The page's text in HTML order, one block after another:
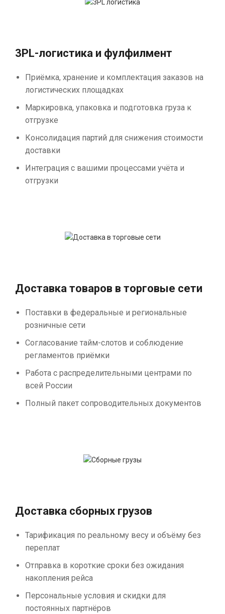
3PL-логистика и фулфилмент
Приёмка, хранение и комплектация заказов на
логистических площадках
Маркировка, упаковка и подготовка груза к
отгрузке
Консолидация партий для снижения стоимости
доставки
Интеграция с вашими процессами учёта и
отгрузки
Доставка товаров в торговые сети
Поставки в федеральные и региональные
розничные сети
Согласование тайм-слотов и соблюдение
регламентов приёмки
Работа с распределительными центрами по
всей России
Полный пакет сопроводительных документов
Доставка сборных грузов
Тарификация по реальному весу и объёму без
переплат
Отправка в короткие сроки без ожидания
накопления рейса
Персональные условия и скидки для
постоянных партнёров